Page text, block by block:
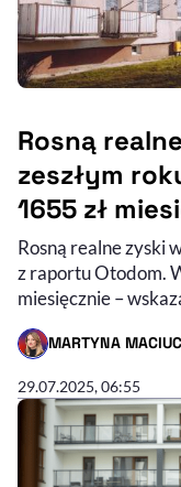
Rosną
zeszłym
1655 zł
Rosną realne zyski
z raportu Otodom.
miesięcznie –
MARTYNA
- AUTOR ARTYKUŁU -
29.07.2025, 06:55